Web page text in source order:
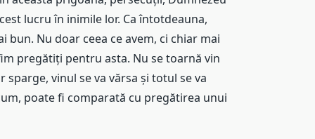
lucru în inimile lor. Ca întotdeauna,
bun. Nu doar ceea ce avem, ci chiar mai
pregătiți pentru asta. Nu se toarnă vin
vinul se va vărsa și totul se va
poate fi comparată cu pregătirea unui